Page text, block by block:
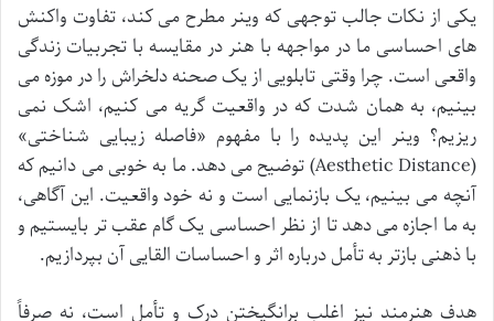
یکی از نکات جالب توجهی که وینر مطرح می کند، تفاوت واکنش
های احساسی ما در مواجهه با هنر در مقایسه با تجربیات زندگی
واقعی است. چرا وقتی تابلویی از یک صحنه دلخراش را در موزه می
بینیم، به همان شدت که در واقعیت گریه می کنیم، اشک نمی
ریزیم؟ وینر این پدیده را با مفهوم «فاصله زیبایی شناختی»
(Aesthetic Distance) توضیح می دهد. ما به خوبی می دانیم که
آنچه می بینیم، یک بازنمایی است و نه خود واقعیت. این آگاهی،
به ما اجازه می دهد تا از نظر احساسی یک گام عقب تر بایستیم و
با ذهنی بازتر به تأمل درباره اثر و احساسات القایی آن بپردازیم.
هدف هنرمند نیز اغلب برانگیختن درک و تأمل است، نه صرفاً